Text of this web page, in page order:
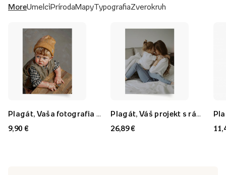
MoreUmelciPrírodaMapyTypografiaZverokruh
9,90 €
26,89 €